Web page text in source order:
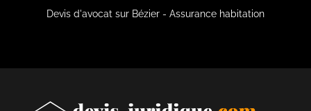
Devis d'avocat sur Bézier - Assurance habitation